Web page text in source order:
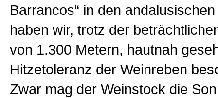
Barrancos“ in den
haben wir, trotz der
von 1.300 Metern, hautnah
Hitzetoleranz der Weinreben
Zwar mag der Weinstock die